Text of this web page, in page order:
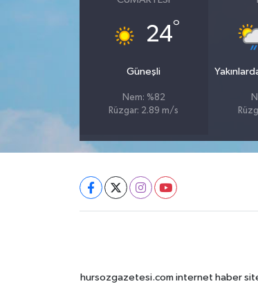
24°
Güneşli
Nem: %82
Rüzgar: 2.89 m/s
hursozgazetesi.com internet haber